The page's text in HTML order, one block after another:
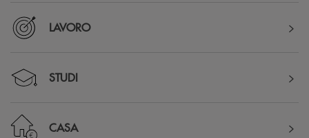
LAVORO
STUDI
CASA